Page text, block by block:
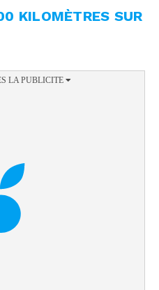
KILOMÈTRES SUR